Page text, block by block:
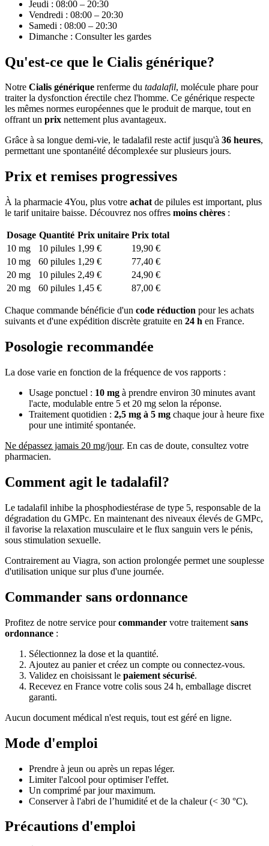
Jeudi : 08:00 – 20:30
Vendredi : 08:00 – 20:30
Samedi : 08:00 – 20:30
Dimanche : Consulter les gardes
Qu'est-ce que le Cialis générique?
Notre Cialis générique renferme du tadalafil, molécule phare pour
traiter la dysfonction érectile chez l'homme. Ce générique respecte
les mêmes normes européennes que le produit de marque, tout en
offrant un prix nettement plus avantageux.
Grâce à sa longue demi-vie, le tadalafil reste actif jusqu'à 36 heures,
permettant une spontanéité décomplexée sur plusieurs jours.
Prix et remises progressives
À la pharmacie 4You, plus votre achat de pilules est important, plus
le tarif unitaire baisse. Découvrez nos offres moins chères :
Dosage Quantité Prix unitaire Prix total
10 mg
10 pilules 1,99 €
19,90 €
10 mg
60 pilules 1,29 €
77,40 €
20 mg
10 pilules 2,49 €
24,90 €
20 mg
60 pilules 1,45 € 87,00 €
Chaque commande bénéficie d'un code réduction pour les achats
suivants et d'une expédition discrète gratuite en 24 h en France.
Posologie recommandée
La dose varie en fonction de la fréquence de vos rapports :
Usage ponctuel : 10 mg à prendre environ 30 minutes avant
l'acte, modulable entre 5 et 20 mg selon la réponse.
Traitement quotidien : 2,5 mg à 5 mg chaque jour à heure fixe
pour une intimité spontanée.
Ne dépassez jamais 20 mg/jour. En cas de doute, consultez votre
pharmacien.
Comment agit le tadalafil?
Le tadalafil inhibe la phosphodiestérase de type 5, responsable de la
dégradation du GMPc. En maintenant des niveaux élevés de GMPc,
il favorise la relaxation musculaire et le flux sanguin vers le pénis,
sous stimulation sexuelle.
Contrairement au Viagra, son action prolongée permet une souplesse
d'utilisation unique sur plus d'une journée.
Commander sans ordonnance
Profitez de notre service pourcommander votre traitement sans
ordonnance :
Sélectionnez la dose et la quantité.
Ajoutez au panier et créez un compte ou connectez-vous.
Validez en choisissant le paiement sécurisé.
Recevez en France votre colis sous 24 h, emballage discret
garanti.
Aucun document médical n'est requis, tout est géré en ligne.
Mode d'emploi
Prendre à jeun ou après un repas léger.
Limiter l'alcool pour optimiser l'effet.
Un comprimé par jour maximum.
Conserver à l'abri de l’humidité et de la chaleur (< 30 °C).
Précautions d'emploi